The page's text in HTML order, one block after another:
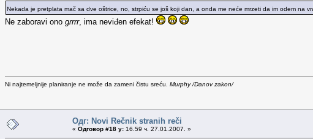
Nekada je pretplata mač sa dve oštrice, no, strpiću se još koji dan, a onda me neće mrzeti da im odem na
Ne zaboravi ono grrrr, ima neviđen efekat!
Ni najtemeljnije planiranje ne može da zameni čistu sreću. Murphy /Danov zakon/
Одг: Novi Rečnik stranih reči
« Одговор #18 у: 16.59 ч. 27.01.2007. »